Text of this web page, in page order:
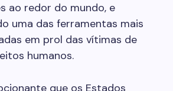
ao redor do mundo, e
uma das ferramentas mais
em prol das vítimas de
humanos.
que os Estados